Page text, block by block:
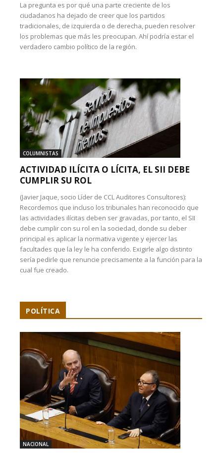
La pregunta es por qué una parte creciente de los
ciudadanos ha dejado de creer que los partidos
tradicionales, de izquierda o de derecha, pueden resolver
los problemas que más les preocupan. Ahí podría estar el
verdadero cambio político de la región.
COLUMNISTAS
ACTIVIDAD ILÍCITA O LÍCITA, EL SII DEBE
CUMPLIR SU ROL
(Javier Jaque, socio Líder de CCL Auditores Consultores):
Recordemos que incluso los tribunales han reconocido que
las actividades ilícitas deben ser gravadas, por tanto, el SII
debe cumplir con su rol en la sociedad, donde su deber
principal es aplicar la normativa vigente y ejercer las
facultades que la ley le ha conferido. Exigirle algo distinto
sería pedirle que renuncie precisamente a la función para la
cual fue creado.
POLÍTICA
NACIONAL